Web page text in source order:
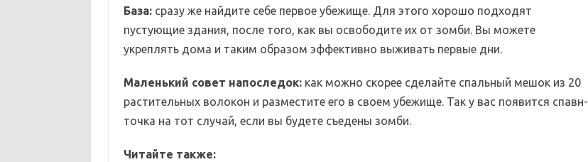
База:сразу же найдите себе первое убежище. Для этого хорошо подходят
пустующие здания, после того, как вы освободите их от зомби. Вы можете
укреплять дома и таким образом эффективно выживать первые дни.
Маленький совет напоследок:как можно скорее сделайте спальный мешок из 20
растительных волокон и разместите его в своем убежище. Так у вас появится спавн-
точка на тот случай, если вы будете съедены зомби.
Читайте также: